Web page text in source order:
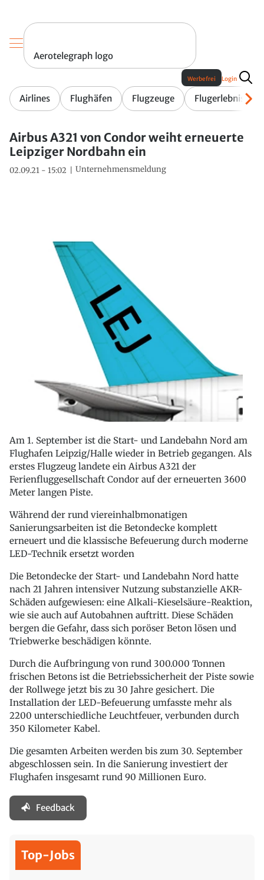
Aerotelegraph logo
Airlines Flughäfen Flugzeuge Flugerlebnis
Werbefrei Login
Airbus A321 von Condor weiht erneuerte
Leipziger Nordbahn ein
02.09.21 - 15:02 Unternehmensmeldung
Am 1. September ist die Start- und Landebahn Nord am
Flughafen Leipzig/Halle wieder in Betrieb gegangen. Als
erstes Flugzeug landete ein Airbus A321 der
Ferienfluggesellschaft Condor auf der erneuerten 3600
Meter langen Piste.
Während der rund viereinhalbmonatigen
Sanierungsarbeiten ist die Betondecke komplett
erneuert und die klassische Befeuerung durch moderne
LED-Technik ersetzt worden
Die Betondecke der Start- und Landebahn Nord hatte
nach 21 Jahren intensiver Nutzung substanzielle AKR-
Schäden aufgewiesen: eine Alkali-Kieselsäure-Reaktion,
wie sie auch auf Autobahnen auftritt. Diese Schäden
bergen die Gefahr, dass sich poröser Beton lösen und
Triebwerke beschädigen könnte.
Durch die Aufbringung von rund 300.000 Tonnen
frischen Betons ist die Betriebssicherheit der Piste sowie
der Rollwege jetzt bis zu 30 Jahre gesichert. Die
Installation der LED-Befeuerung umfasste mehr als
2200 unterschiedliche Leuchtfeuer, verbunden durch
350 Kilometer Kabel.
Die gesamten Arbeiten werden bis zum 30. September
abgeschlossen sein. In die Sanierung investiert der
Flughafen insgesamt rund 90 Millionen Euro.
Feedback
Top-Jobs